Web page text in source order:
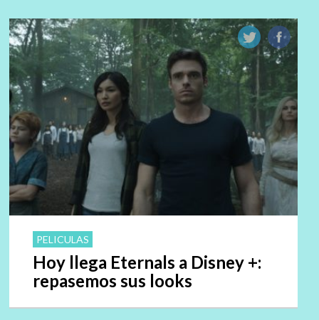
PELICULAS
Hoy llega Eternals a Disney +:
repasemos sus looks